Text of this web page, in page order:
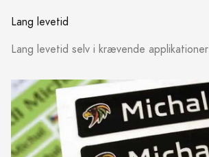
Lang levetid
Lang levetid selv i krævende applikationer